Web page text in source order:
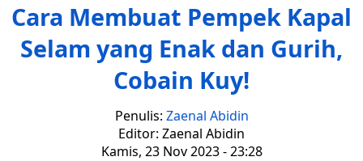
Cara Membuat Pempek Kapal
Selam yang Enak dan Gurih,
Cobain Kuy!
Penulis: Zaenal Abidin
Editor: Zaenal Abidin
Kamis, 23 Nov 2023 - 23:28